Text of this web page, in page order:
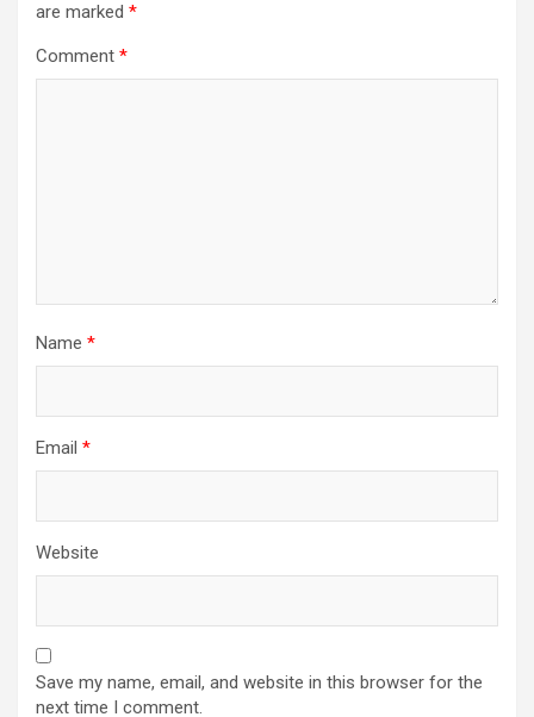
are marked *
Comment *
Name *
Email *
Website
Save my name, email, and website in this browser for the
next time I comment.